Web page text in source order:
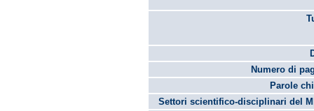
Numero di
Parole
Settori scientifico-disciplinari del